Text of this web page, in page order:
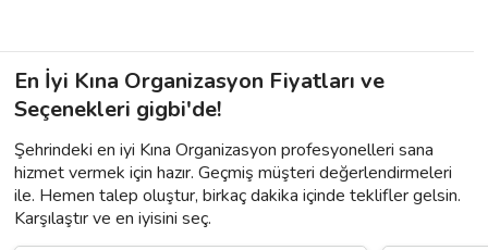
En İyi Kına Organizasyon Fiyatları ve
Seçenekleri gigbi'de!
Şehrindeki en iyi Kına Organizasyon profesyonelleri sana
hizmet vermek için hazır. Geçmiş müşteri değerlendirmeleri
ile. Hemen talep oluştur, birkaç dakika içinde teklifler gelsin.
Karşılaştır ve en iyisini seç.